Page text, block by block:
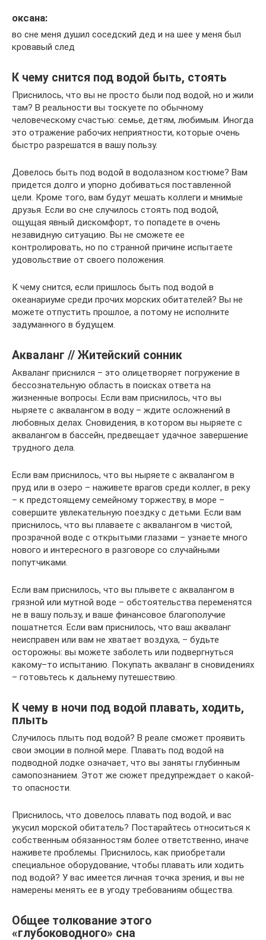
оксана:
во сне меня душил соседский дед и на шее у меня был
кровавый след
К чему снится под водой быть, стоять
Приснилось, что вы не просто были под водой, но и жили
там? В реальности вы тоскуете по обычному
человеческому счастью: семье, детям, любимым. Иногда
это отражение рабочих неприятности, которые очень
быстро разрешатся в вашу пользу.
Довелось быть под водой в водолазном костюме? Вам
придется долго и упорно добиваться поставленной
цели. Кроме того, вам будут мешать коллеги и мнимые
друзья. Если во сне случилось стоять под водой,
ощущая явный дискомфорт, то попадете в очень
незавидную ситуацию. Вы не сможете ее
контролировать, но по странной причине испытаете
удовольствие от своего положения.
К чему снится, если пришлось быть под водой в
океанариуме среди прочих морских обитателей? Вы не
можете отпустить прошлое, а потому не исполните
задуманного в будущем.
Акваланг // Житейский сонник
Акваланг приснился – это олицетворяет погружение в
бессознательную область в поисках ответа на
жизненные вопросы. Если вам приснилось, что вы
ныряете с аквалангом в воду – ждите осложнений в
любовных делах. Сновидения, в котором вы ныряете с
аквалангом в бассейн, предвещает удачное завершение
трудного дела.
Если вам приснилось, что вы ныряете с аквалангом в
пруд или в озеро – наживете врагов среди коллег, в реку
– к предстоящему семейному торжеству, в море –
совершите увлекательную поездку с детьми. Если вам
приснилось, что вы плаваете с аквалангом в чистой,
прозрачной воде с открытыми глазами – узнаете много
нового и интересного в разговоре со случайными
попутчиками.
Если вам приснилось, что вы плывете с аквалангом в
грязной или мутной воде – обстоятельства переменятся
не в вашу пользу, и ваше финансовое благополучие
пошатнется. Если вам приснилось, что ваш акваланг
неисправен или вам не хватает воздуха, – будьте
осторожны: вы можете заболеть или подвергнуться
какому–то испытанию. Покупать акваланг в сновидениях
– готовьтесь к дальнему путешествию.
К чему в ночи под водой плавать, ходить,
плыть
Случилось плыть под водой? В реале сможет проявить
свои эмоции в полной мере. Плавать под водой на
подводной лодке означает, что вы заняты глубинным
самопознанием. Этот же сюжет предупреждает о какой-
то опасности.
Приснилось, что довелось плавать под водой, и вас
укусил морской обитатель? Постарайтесь относиться к
собственным обязанностям более ответственно, иначе
наживете проблемы. Приснилось, как приобретали
специальное оборудование, чтобы плавать или ходить
под водой? У вас имеется личная точка зрения, и вы не
намерены менять ее в угоду требованиям общества.
Общее толкование этого
«глубоководного» сна